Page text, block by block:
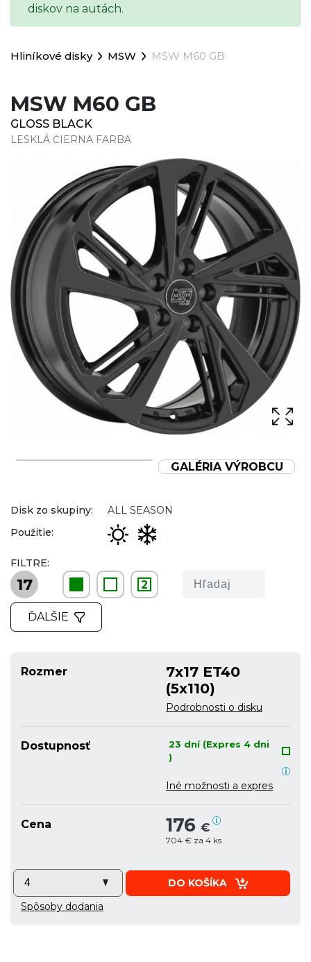
diskov na autách.
Hliníkové disky MSW MSW M60 GB
MSW M60 GB
GLOSS BLACK
LESKLÁ ČIERNA FARBA
GALÉRIA VÝROBCU
Disk zo skupiny:
ALL SEASON
Použitie:
FILTRE:
17 2
ĎALŠIE
Rozmer
7x17 ET40
(5x110)
Podrobnosti o disku
Dostupnosť
23 dní (Expres 4 dni
)
Iné možnosti a expres
Cena 176 €
704 € za 4 ks
DO KOŠÍKA
Spôsoby dodania